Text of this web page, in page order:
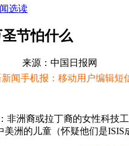
选读
节怕什么
来源：中国日报网
闻手机报：移动用户编辑短
非洲裔或拉丁裔的女性科技
洲的儿童（怀疑他们是ISIS